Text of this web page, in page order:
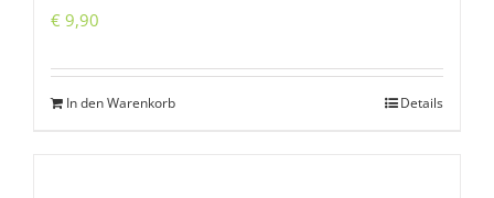
€ 9,90
In den Warenkorb Details